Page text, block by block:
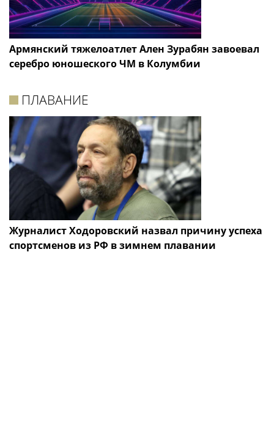
Армянский тяжелоатлет Ален Зурабян завоевал
серебро юношеского ЧМ в Колумбии
ПЛАВАНИЕ
Журналист Ходоровский назвал причину успеха
спортсменов из РФ в зимнем плавании